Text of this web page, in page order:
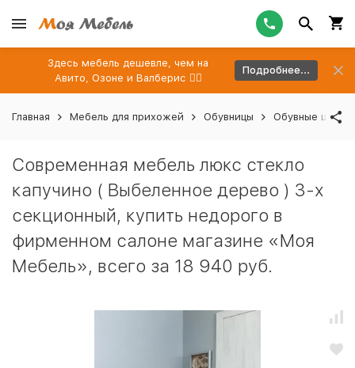
Здесь мебель дешевле, чем на
Авито, Озоне и Валберис 👉🏻
Подробнее...
Главная Мебель для прихожей Обувницы Обувные
Современная мебель люкс стекло
капучино ( Выбеленное дерево ) 3-х
секционный, купить недорого в
фирменном салоне магазине «Моя
Мебель», всего за 18 940 руб.